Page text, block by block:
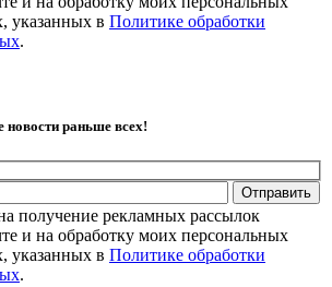
указанных в Политике обработки
.
новости раньше всех!
Отправить
получение рекламных рассылок
и на обработку моих персональных
указанных в Политике обработки
.